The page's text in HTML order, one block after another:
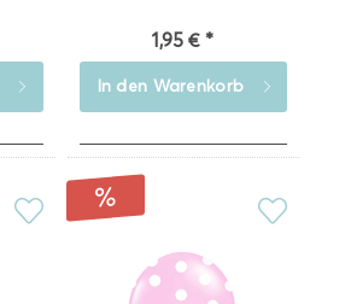
1,95 € *
In den Warenkorb